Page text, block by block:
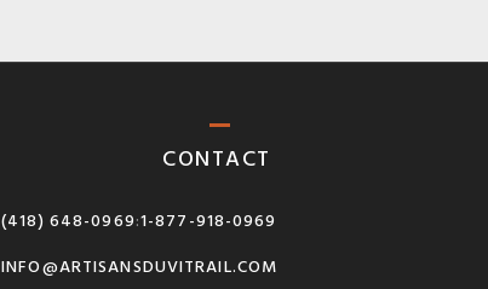
CONTACT
(418) 648-0969:1-877-918-0969
INFO@ARTISANSDUVITRAIL.COM